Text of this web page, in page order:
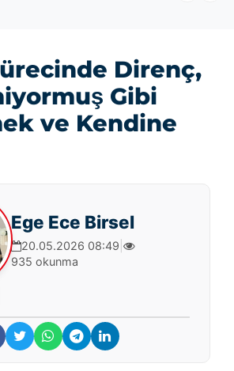
Direnç,
Gibi
ve Kendine
Ege Ece Birsel
20.05.2026 08:49
935 okunma